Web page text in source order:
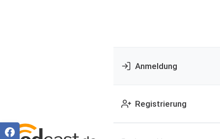
Anmeldung
Registrierung